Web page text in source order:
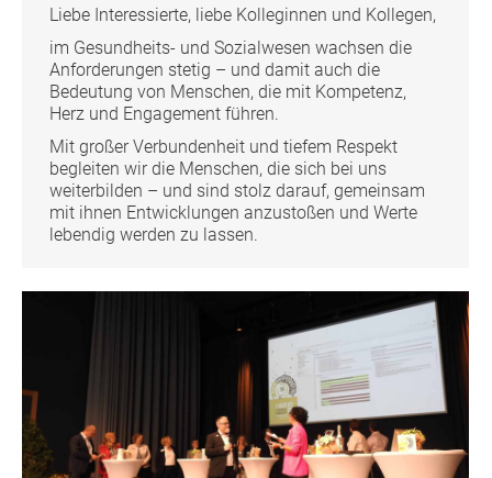
Liebe Interessierte, liebe Kolleginnen und Kollegen,
im Gesundheits- und Sozialwesen wachsen die
Anforderungen stetig – und damit auch die
Bedeutung von Menschen, die mit Kompetenz,
Herz und Engagement führen.
Mit großer Verbundenheit und tiefem Respekt
begleiten wir die Menschen, die sich bei uns
weiterbilden – und sind stolz darauf, gemeinsam
mit ihnen Entwicklungen anzustoßen und Werte
lebendig werden zu lassen.